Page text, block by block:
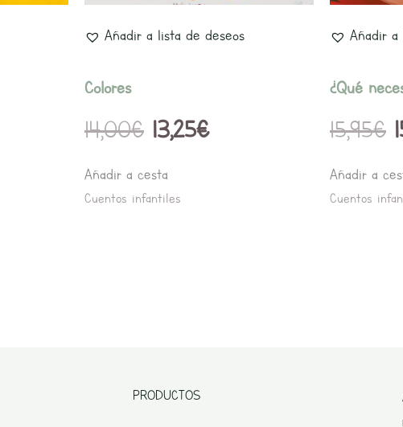
Añadir a lista de deseos
Colores
14,00€ 13,25€
Añadir a cesta
Cuentos infantiles
Añadir
¿Qué
15,95€
Añadir a
Cuentos
PRODUCTOS